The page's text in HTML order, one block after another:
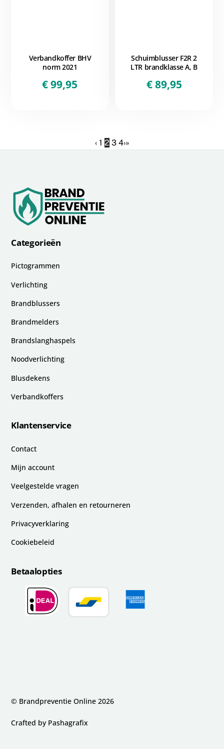
Verbandkoffer BHV
norm 2021
€99,95
Schuimblusser F2R 2
LTR brandklasse A, B
€89,95
‹ 1 2 3 4›»
Categorieën
Pictogrammen
Verlichting
Brandblussers
Brandmelders
Brandslanghaspels
Noodverlichting
Blusdekens
Verbandkoffers
Klantenservice
Contact
Mijn account
Veelgestelde vragen
Verzenden, afhalen en retourneren
Privacyverklaring
Cookiebeleid
Betaalopties
© Brandpreventie Online 2026
Crafted by Pashagrafix